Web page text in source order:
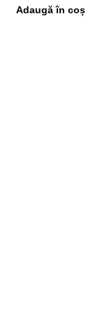
Adaugă în coș